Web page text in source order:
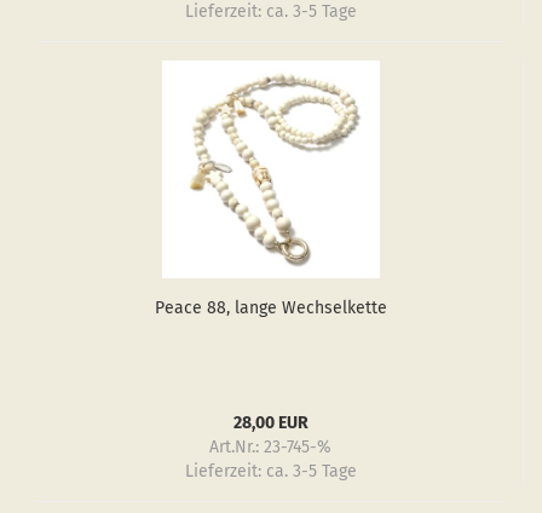
Lieferzeit: ca. 3-5 Tage
Peace 88, lange Wech­sel­ket­te
28,00 EUR
Art.Nr.: 23-745-%
Lieferzeit: ca. 3-5 Tage